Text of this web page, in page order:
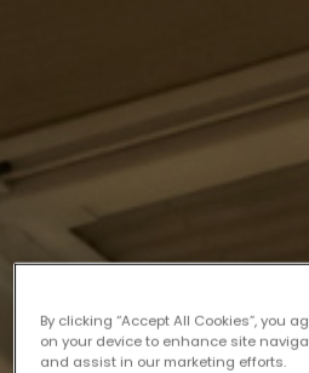
By clicking “Accept All Cookies”, you
on your device to enhance site
and assist in our marketing efforts.